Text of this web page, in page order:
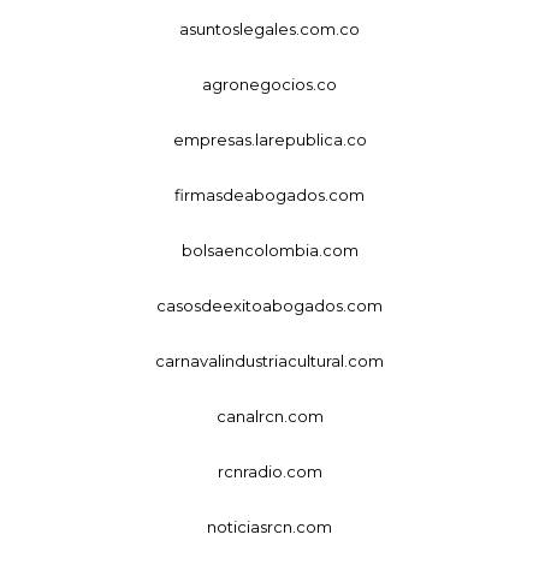
asuntoslegales.com.co
agronegocios.co
empresas.larepublica.co
firmasdeabogados.com
bolsaencolombia.com
casosdeexitoabogados.com
carnavalindustriacultural.com
canalrcn.com
rcnradio.com
noticiasrcn.com